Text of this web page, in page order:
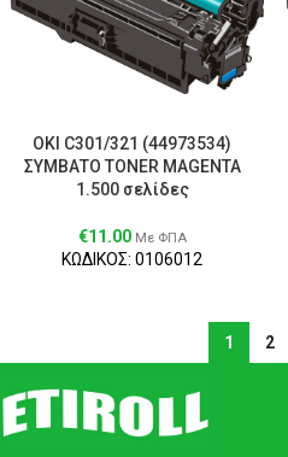
OKI C301/321 (44973534)
ΣΥΜΒΑΤΟ TONER MAGENTA
1.500 σελίδες
€11.00 Με ΦΠΑ
ΚΩΔΙΚΟΣ: 0106012
1 2